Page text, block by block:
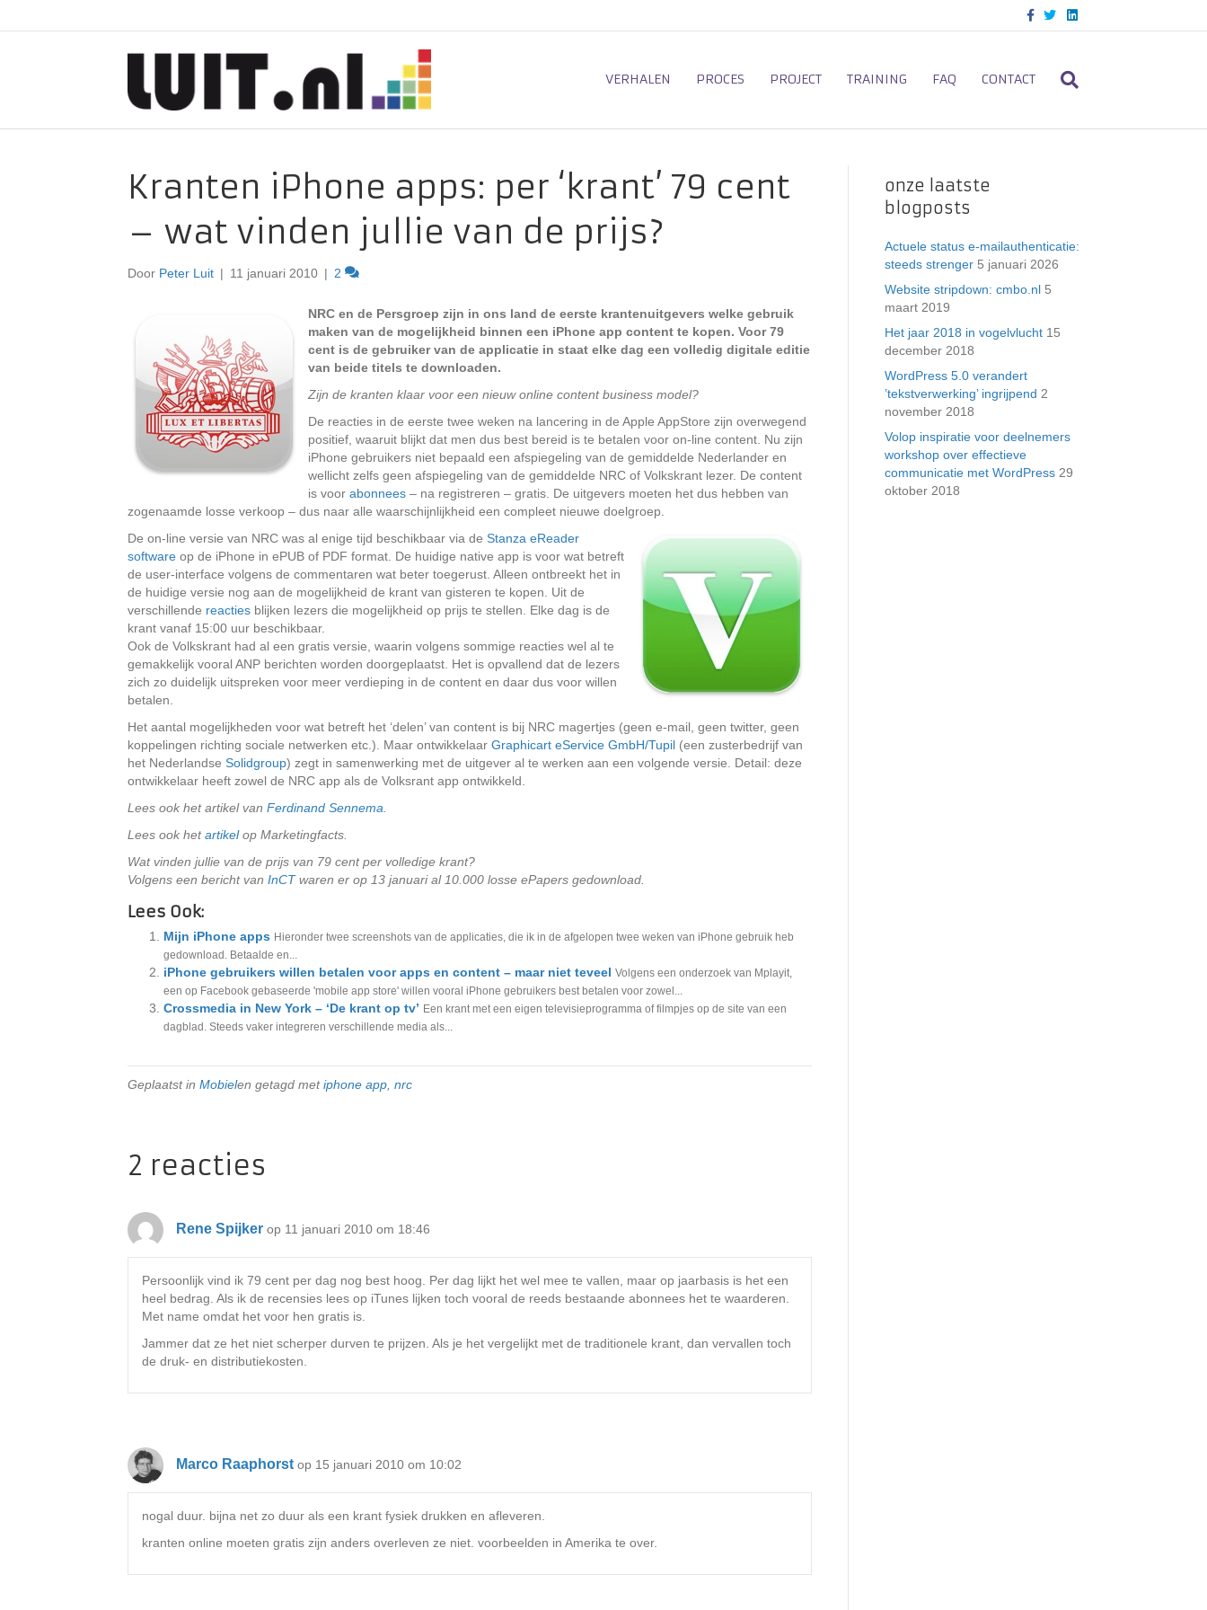
c
o
o
T
i
e
L
n
d
VERHALEN PROCES PROJECT TRAINING FAQ CONTACT
Kranten iPhone apps: per ‘krant’ 79 cent
– wat vinden jullie van de prijs?
Door Peter Luit | 11 januari 2010 | 2
NRC en de Persgroep zijn in ons land de eerste krantenuitgevers welke gebruik
maken van de mogelijkheid binnen een iPhone app content te kopen. Voor 79
cent is de gebruiker van de applicatie in staat elke dag een volledig digitale editie
van beide titels te downloaden.
Zijn de kranten klaar voor een nieuw online content business model?
De reacties in de eerste twee weken na lancering in de Apple AppStore zijn overwegend
positief, waaruit blijkt dat men dus best bereid is te betalen voor on-line content. Nu zijn
iPhone gebruikers niet bepaald een afspiegeling van de gemiddelde Nederlander en
wellicht zelfs geen afspiegeling van de gemiddelde NRC of Volkskrant lezer. De content
is voor abonnees – na registreren – gratis. De uitgevers moeten het dus hebben van
zogenaamde losse verkoop – dus naar alle waarschijnlijkheid een compleet nieuwe doelgroep.
De on-line versie van NRC was al enige tijd beschikbaar via de Stanza eReader
software op de iPhone in ePUB of PDF format. De huidige native app is voor wat betreft
de user-interface volgens de commentaren wat beter toegerust. Alleen ontbreekt het in
de huidige versie nog aan de mogelijkheid de krant van gisteren te kopen. Uit de
verschillende reacties blijken lezers die mogelijkheid op prijs te stellen. Elke dag is de
krant vanaf 15:00 uur beschikbaar.
Ook de Volkskrant had al een gratis versie, waarin volgens sommige reacties wel al te
gemakkelijk vooral ANP berichten worden doorgeplaatst. Het is opvallend dat de lezers
zich zo duidelijk uitspreken voor meer verdieping in de content en daar dus voor willen
betalen.
Het aantal mogelijkheden voor wat betreft het ‘delen’ van content is bij NRC magertjes (geen e-mail, geen twitter, geen
koppelingen richting sociale netwerken etc.). Maar ontwikkelaar Graphicart eService GmbH/Tupil (een zusterbedrijf van
het Nederlandse Solidgroup) zegt in samenwerking met de uitgever al te werken aan een volgende versie. Detail: deze
ontwikkelaar heeft zowel de NRC app als de Volksrant app ontwikkeld.
Lees ook het artikel van Ferdinand Sennema
Lees ook hetartikelop Marketingfacts.
Wat vinden jullie van de prijs van 79 cent per volledige krant?
Volgens een bericht van InCTwaren er op 13 januari al 10.000 losse ePapers gedownload.
Lees Ook:
Mijn iPhone apps Hieronder twee screenshots van de applicaties, die ik in de afgelopen twee weken van iPhone gebruik heb
gedownload. Betaalde en...
iPhone gebruikers willen betalen voor apps en content – maar niet teveel Volgens een onderzoek van Mplayit,
een op Facebook gebaseerde 'mobile app store' willen vooral iPhone gebruikers best betalen voor zowel...
Crossmedia in New York – ‘De krant op tv’ Een krant met een eigen televisieprogramma of filmpjes op de site van een
dagblad. Steeds vaker integreren verschillende media als...
Geplaatst in Mobielen getagd metiphone app nrc
2 reacties
Rene Spijker op 11 januari 2010 om 18:46
Persoonlijk vind ik 79 cent per dag nog best hoog. Per dag lijkt het wel mee te vallen, maar op jaarbasis is het een
heel bedrag. Als ik de recensies lees op iTunes lijken toch vooral de reeds bestaande abonnees het te waarderen.
Met name omdat het voor hen gratis is.
Jammer dat ze het niet scherper durven te prijzen. Als je het vergelijkt met de traditionele krant, dan vervallen toch
de druk- en distributiekosten.
Marco Raaphorst op 15 januari 2010 om 10:02
nogal duur. bijna net zo duur als een krant fysiek drukken en afleveren.
kranten online moeten gratis zijn anders overleven ze niet. voorbeelden in Amerika te over.
onze laatste
blogposts
Actuele status e-mailauthenticatie:
steeds strenger 5 januari 2026
Website stripdown: cmbo.nl 5
maart 2019
Het jaar 2018 in vogelvlucht 15
december 2018
WordPress 5.0 verandert
’tekstverwerking’ ingrijpend 2
november 2018
Volop inspiratie voor deelnemers
workshop over effectieve
communicatie met WordPress 29
oktober 2018